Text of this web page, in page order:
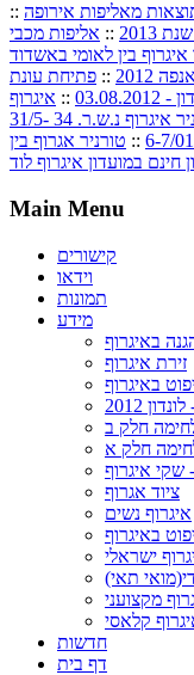
:: מאליפות אירופה
:: אליפות מכבי
איגרוף בין לאומי באשדוד
2012
:: פתיחת עונת
:: איגרוף
טורניר איגרוף נ.ש.ר. 34 31/5-
:: טורניר אגרוף בין
חינם במועדון איגרוף לוד
Main Menu
קישורים
וידאו
תמונות
מידע
באיגרוף
זירת איגרוף
באיגרוף
2012
שקי איגרוף
ציוד אגרוף
איגרוף נשים
באיגרוף
ישראלי
תאי)
מקצועני
קלאסי
חדשות
דף בית